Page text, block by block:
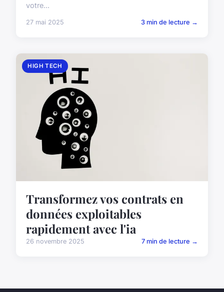
votre...
27 mai 2025 3 min de lecture →
HIGH TECH
Transformez vos contrats en
données exploitables
rapidement avec l'ia
26 novembre 2025 7 min de lecture →